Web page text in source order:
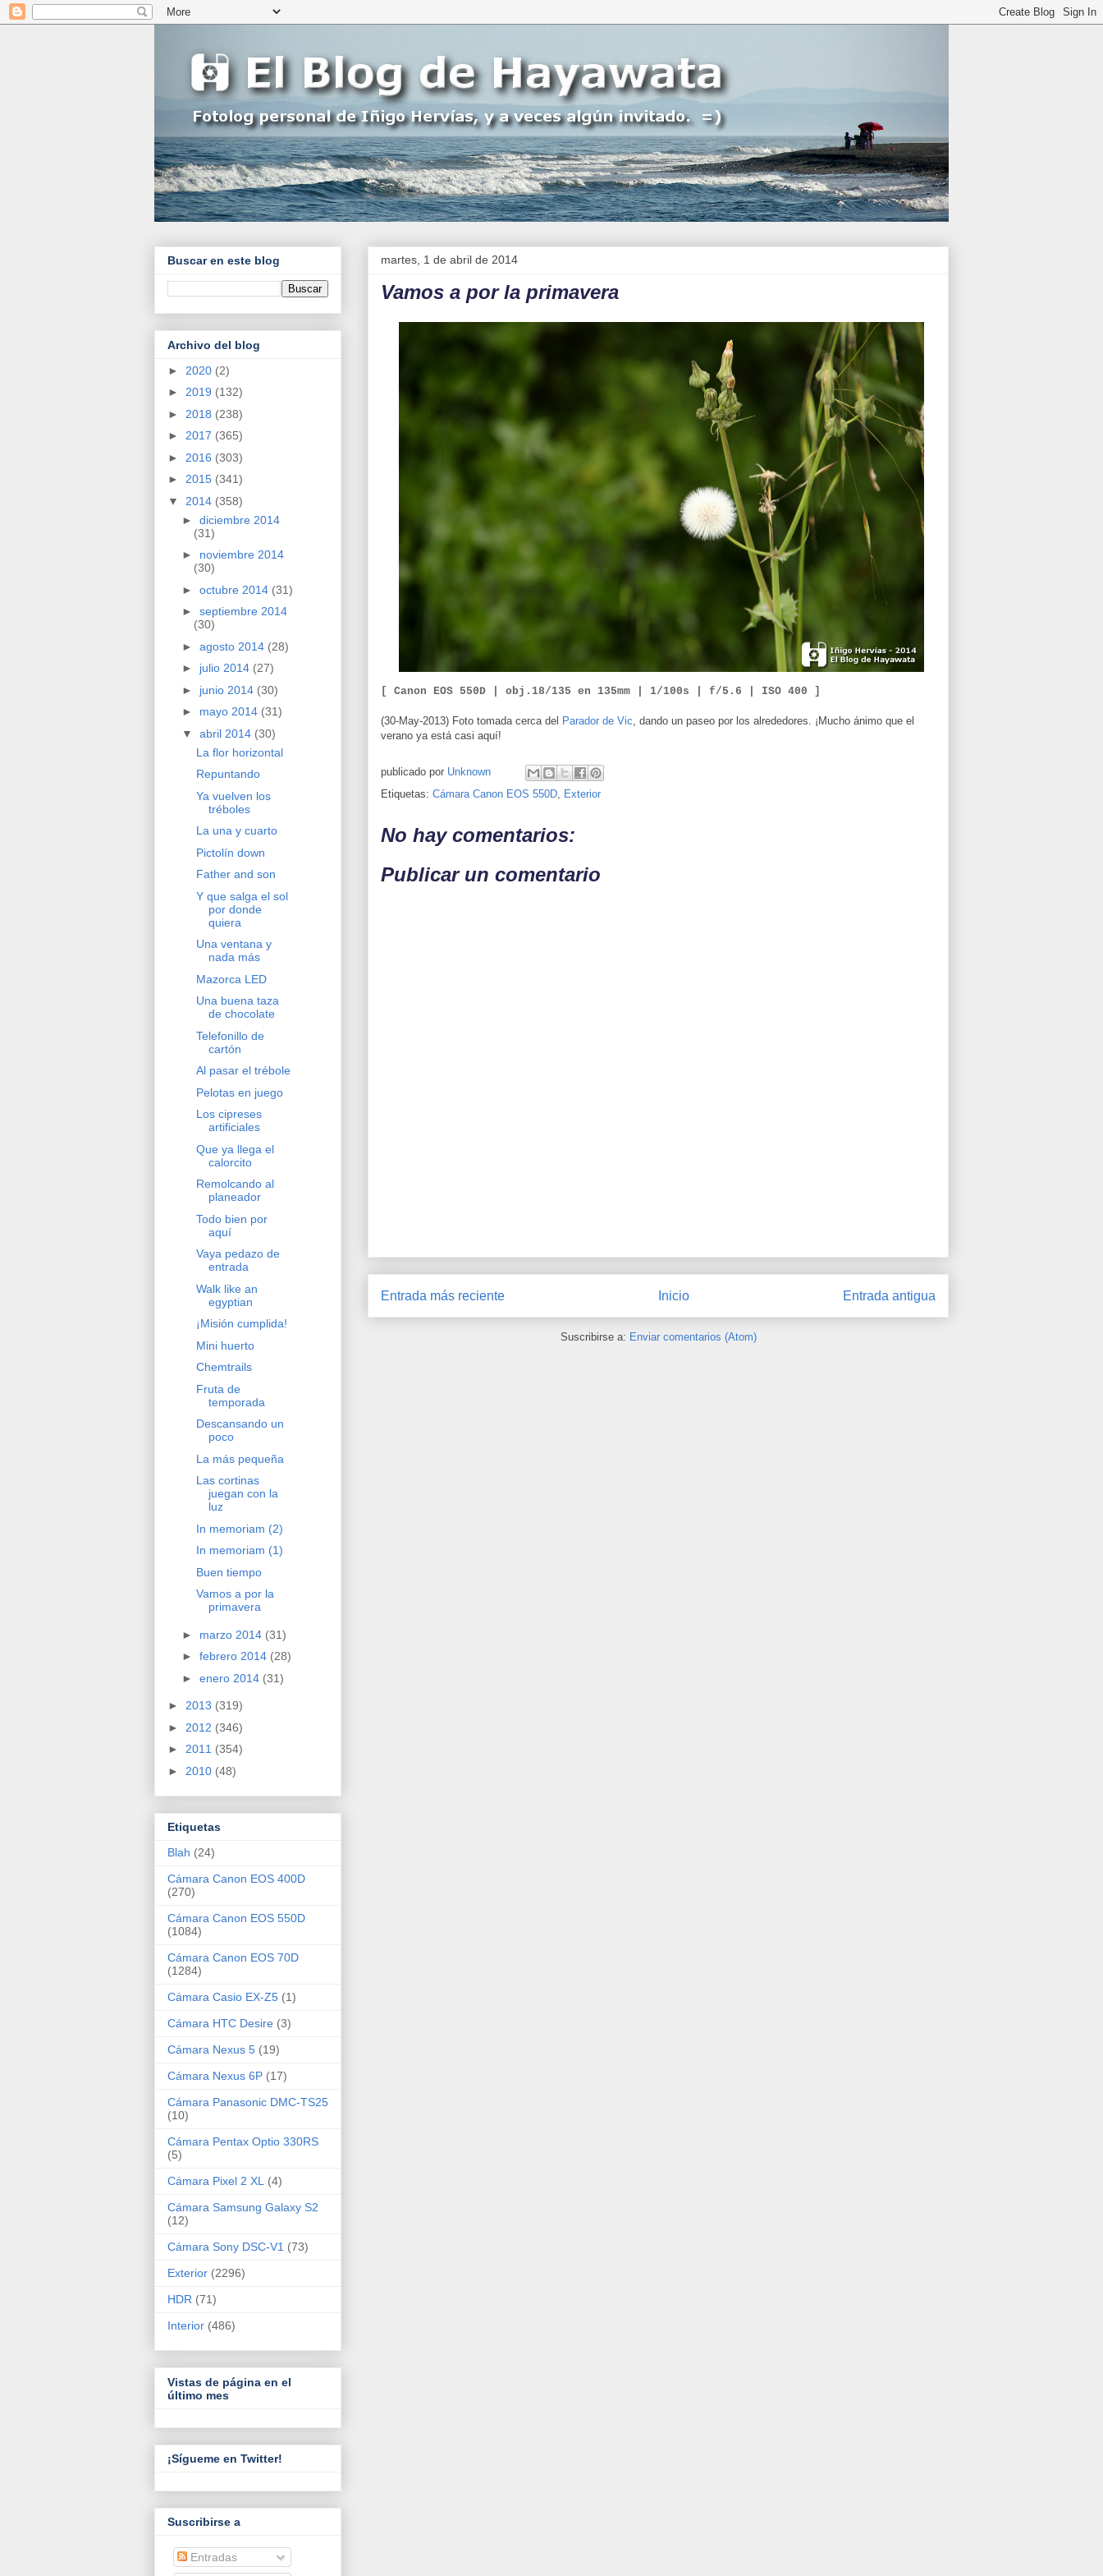
martes, 1 de abril de 2014
Vamos a por la primavera
[ Canon EOS 550D | obj. 18/135 en 135mm | 1/100s | f/5.6 | ISO 400 ]
(30-May-2013) Foto tomada cerca del Parador de Vic, dando un paseo por los alrededores. ¡Mucho ánimo que el
verano ya está casi aquí!
publicado por Unknown
Etiquetas: Cámara Canon EOS 550D, Exterior
No hay comentarios:
Publicar un comentario
Entrada más reciente Entrada antigua
Inicio
Suscribirse a: Enviar comentarios (Atom)
Buscar en este blog
Archivo del blog
► 2020 (2)
► 2019 (132)
► 2018 (238)
► 2017 (365)
► 2016 (303)
► 2015 (341)
▼ 2014 (358)
► diciembre 2014
(31)
► noviembre 2014
(30)
► octubre 2014 (31)
► septiembre 2014
(30)
► agosto 2014 (28)
► julio 2014 (27)
► junio 2014 (30)
► mayo 2014 (31)
▼ abril 2014 (30)
La flor horizontal
Repuntando
Ya vuelven los
tréboles
La una y cuarto
Pictolín down
Father and son
Y que salga el sol
por donde
quiera
Una ventana y
nada más
Mazorca LED
Una buena taza
de chocolate
Telefonillo de
cartón
Al pasar el trébole
Pelotas en juego
Los cipreses
artificiales
Que ya llega el
calorcito
Remolcando al
planeador
Todo bien por
aquí
Vaya pedazo de
entrada
Walk like an
egyptian
¡Misión cumplida!
Mini huerto
Chemtrails
Fruta de
temporada
Descansando un
poco
La más pequeña
Las cortinas
juegan con la
luz
In memoriam (2)
In memoriam (1)
Buen tiempo
Vamos a por la
primavera
► marzo 2014 (31)
► febrero 2014 (28)
► enero 2014 (31)
► 2013 (319)
► 2012 (346)
► 2011 (354)
► 2010 (48)
Etiquetas
Blah (24)
Cámara Canon EOS 400D
(270)
Cámara Canon EOS 550D
(1084)
Cámara Canon EOS 70D
(1284)
Cámara Casio EX-Z5 (1)
Cámara HTC Desire (3)
Cámara Nexus 5 (19)
Cámara Nexus 6P (17)
Cámara Panasonic DMC-TS25
(10)
Cámara Pentax Optio 330RS
(5)
Cámara Pixel 2 XL
(4)
Cámara Samsung Galaxy S2
(12)
Cámara Sony DSC-V1 (73)
Exterior (2296)
HDR (71)
Interior (486)
Vistas de página en el
último mes
¡Sígueme en Twitter!
Suscribirse a
Entradas